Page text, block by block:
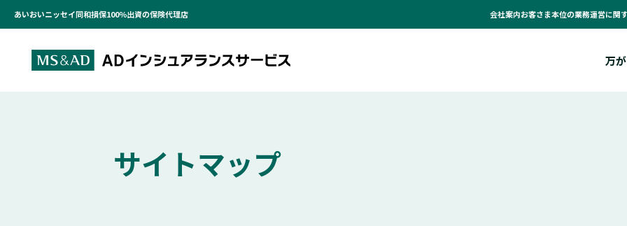
あいおいニッセイ同和損保100％出資の保険代理店 会社案内お客さま本位の業務運営に関
万
サイトマップ